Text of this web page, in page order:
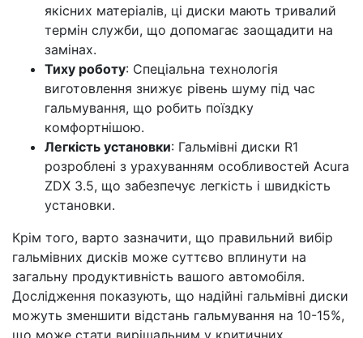
якісних матеріалів, ці диски мають тривалий
термін служби, що допомагає заощадити на
замінах.
Тиху роботу: Спеціальна технологія
виготовлення знижує рівень шуму під час
гальмування, що робить поїздку
комфортнішою.
Легкість установки: Гальмівні диски R1
розроблені з урахуванням особливостей Acura
ZDX 3.5, що забезпечує легкість і швидкість
установки.
Крім того, варто зазначити, що правильний вибір
гальмівних дисків може суттєво вплинути на
загальну продуктивність вашого автомобіля.
Дослідження показують, що надійні гальмівні диски
можуть зменшити відстань гальмування на 10-15%,
що може стати вирішальним у критичних